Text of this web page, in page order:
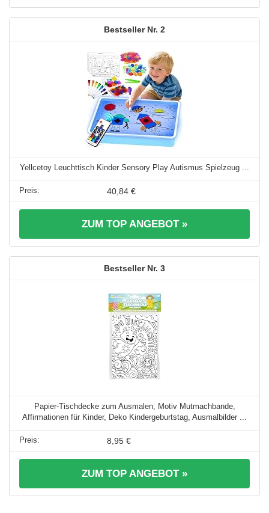
2
Yellcetoy Leuchttisch Kinder Sensory Play Autismus Spielzeug ...
40,84 €
ZUM TOP ANGEBOT »
3
Papier-Tischdecke zum Ausmalen, Motiv Mutmachbande,
Affirmationen für Kinder, Deko Kindergeburtstag, Ausmalbilder ...
8,95 €
ZUM TOP ANGEBOT »